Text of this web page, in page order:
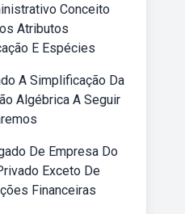
Conceito
Atributos
E Espécies
A Simplificação Da
Algébrica A Seguir
De Empresa Do
Exceto De
Financeiras